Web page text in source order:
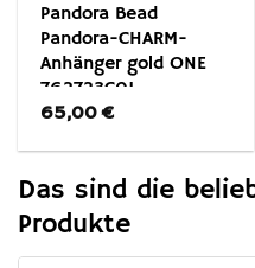
Pandora Bead
Pandora-CHARM-
Anhänger gold ONE
762723C01
65,00€
Das sind die
Produkte